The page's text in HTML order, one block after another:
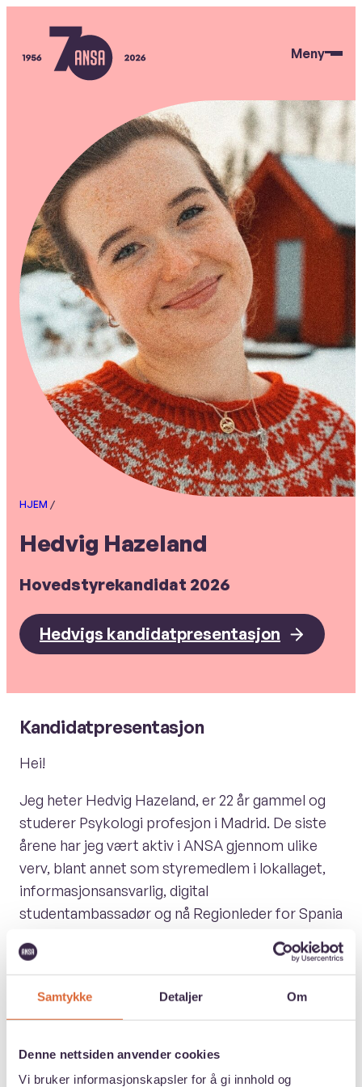
Samtykke Detaljer Om
Denne nettsiden anvender cookies
Vi bruker informasjonskapsler for å gi innhold og
hovedinnhold
Meny
HJEM /
Hedvig Hazeland
Hovedstyrekandidat 2026
Hedvigs kandidatpresentasjon
Kandidatpresentasjon
Hei!
Jeg heter Hedvig Hazeland, er 22 år gammel og
studerer Psykologi profesjon i Madrid. De siste
årene har jeg vært aktiv i ANSA gjennom ulike
verv, blant annet som styremedlem i lokallaget,
informasjonsansvarlig, digital
studentambassadør og nå Regionleder for Spania
Da jeg først engasjerte meg i ANSA hadde jeg
aldri sett for meg at jeg én dag skulle stille til
Hovedstyret. Jeg tenkte at de som satt der var
mens jeg selv bare var en vanlig student som